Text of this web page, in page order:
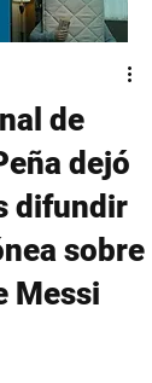
de
dejó
difundir
sobre
Messi